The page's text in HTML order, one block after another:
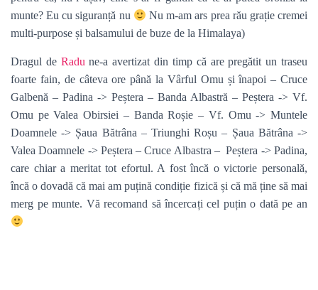
munte? Eu cu siguranță nu
Nu m-am ars prea rău grație cremei
multi-purpose și balsamului de buze de la Himalaya)
Dragul de Radu ne-a avertizat din timp că are pregătit un traseu
foarte fain, de câteva ore până la Vârful Omu și înapoi – Cruce
Galbenă – Padina -> Peștera – Banda Albastră – Peștera -> Vf.
Omu pe Valea Obirsiei – Banda Roșie – Vf. Omu -> Muntele
Doamnele -> Șaua Bătrâna – Triunghi Roșu – Șaua Bătrâna ->
Valea Doamnele -> Peștera – Cruce Albastra – Peștera -> Padina,
care chiar a meritat tot efortul. A fost încă o victorie personală,
încă o dovadă că mai am puțină condiție fizică și că mă ține să mai
merg pe munte. Vă recomand să încercați cel puțin o dată pe an